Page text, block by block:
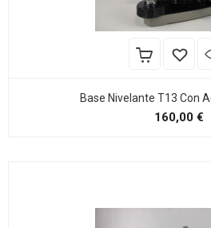
Base Nivelante T13 Con
160,00 €